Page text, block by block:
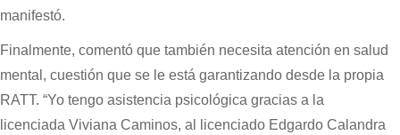
manifestó.
Finalmente, comentó que también necesita atención en salud
mental, cuestión que se le está garantizando desde la propia
RATT. “Yo tengo asistencia psicológica gracias a la
licenciada Viviana Caminos, al licenciado Edgardo Calandra